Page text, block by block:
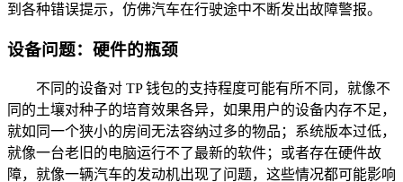
到各种错误提示，仿佛汽车在行驶途中不断发出故障警报。
设备问题：硬件的瓶颈
不同的设备对 TP 钱包的支持程度可能有所不同，就像不
同的土壤对种子的培育效果各异，如果用户的设备内存不足，
就如同一个狭小的房间无法容纳过多的物品；系统版本过低，
就像一台老旧的电脑运行不了最新的软件；或者存在硬件故
障，就像一辆汽车的发动机出现了问题，这些情况都可能影响